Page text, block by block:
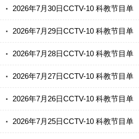
2026年7月30日CCTV-10 科教节目单
2026年7月29日CCTV-10 科教节目单
2026年7月28日CCTV-10 科教节目单
2026年7月27日CCTV-10 科教节目单
2026年7月26日CCTV-10 科教节目单
2026年7月25日CCTV-10 科教节目单